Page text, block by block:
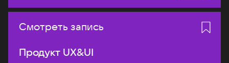
Смотреть запись
Продукт UX&UI